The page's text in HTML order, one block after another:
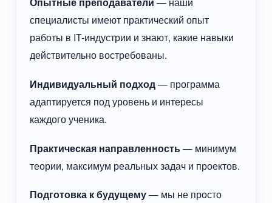
специалисты имеют практический опыт
работы в IT-индустрии и знают, какие навыки
действительно востребованы.
Индивидуальный подход— программа
адаптируется под уровень и интересы
каждого ученика.
Практическая направленность— минимум
теории, максимум реальных задач и проектов.
Подготовка к будущему— мы не просто